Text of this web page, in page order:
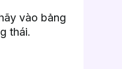
vào bảng
thái.